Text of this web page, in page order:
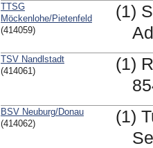
TTSG
Möckenlohe/Pietenfeld
(414059)
(1)
TSV Nandlstadt
(414061)
(1)
BSV Neuburg/Donau
(414062)
(1)